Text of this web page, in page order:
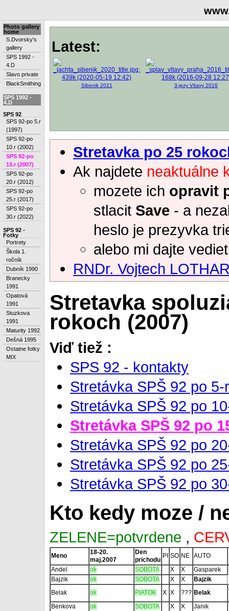
Photo gallery
home
S.Dvorsky's
gallery
SPS 1992 -
4.D
Slavo private
BlackSmithing
SPS 1992 -
4.D
SPS 92
SPS 92-po 5.r
(1997)
SPS 92-po
10.r (2002)
SPS 92-po
15.r (2007)
SPS 92-po
20.r (2012)
SPS 92-po
25.r (2017)
SPS 92-po
30.r (2022)
SPS 92 -
Fotky
Portrety
Škola 1.
ročník
Dubník 1990
Branecky
1991
Opatová
1991
Stuzkova
1991
Maturity 1992
Dešná 1995
Ostatne fotky
MIX
Latest:
Sibenik 2021 3-jezy Vltavy 2016
Stretavka po 25
Ak najdete neaktuálne
mozete ich opravit
stlacit Save - a
heslo je prezyvka
alebo mi dajte
RNDr. Vojtech
Stretavka
rokoch (2007)
Viď tiež :
SPS 92 - kontakty
Stretávka SPŠ 92 po
Stretávka SPŠ 92 po
Stretávka SPŠ 92 po
Stretávka SPŠ 92 po
Stretávka SPŠ 92 po
Stretávka SPŠ 92 po
Kto kedy moze /
ZELENE=potvrdene ,
Meno
18-20.
maj.2007
Den
prichodu
PI SO NE AUTO
Andel
ok SOBOTA X X Gasparek
Bajzik
ok SOBOTA X X
Bajzik
Belak
ok PIATOK X X ??? Belak
Benkova
ok SOBOTA X X Janik